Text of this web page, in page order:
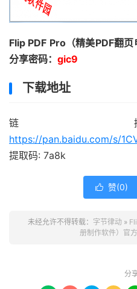
Flip PDF Pro（精美PDF翻
分享密码： gic9
下载地址
链
https://pan.baidu.com/s/
提取码: 7a8k
 赞(0)
未经允许不得转载： 字节律动»
册制作软件）官
分